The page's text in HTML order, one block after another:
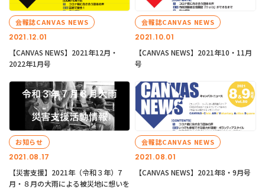
2021.12.01
会報誌CANVAS NEWS
【CANVAS NEWS】2021年12月・
2022年1月号
2021.10.01
会報誌CANVAS NEWS
【CANVAS NEWS】2021年10・11月
号
2021.08.17
お知らせ
【災害支援】2021年（令和３年）7
月・８月の大雨による被災地に想いを
2021.08.01
会報誌CANVAS NEWS
【CANVAS NEWS】2021年8・9月号